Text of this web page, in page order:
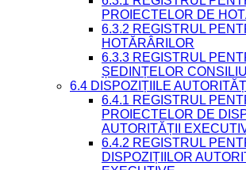
PROIECTELOR DE
6.3.2 REGISTRUL
HOTĂRÂRILOR
6.3.3 REGISTRUL
ȘEDINȚELOR
6.4 DISPOZIȚIILE
6.4.1 REGISTRUL
PROIECTELOR DE
AUTORITĂȚII
6.4.2 REGISTRUL
DISPOZIȚIILOR